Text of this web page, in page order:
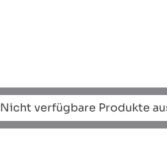
Nicht verfügbare Produkte